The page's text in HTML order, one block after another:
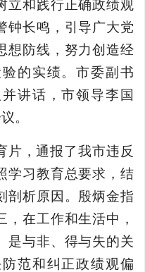
立和践行正确政绩观
钟长鸣，引导广大党
想防线，努力创造经
的实绩。市委副书
讲话，市领导李国
。
片，通报了我市违反
学习教育总要求，结
剖析原因。殷炳金指
，在工作和生活中，
是与非、得与失的关
范和纠正政绩观偏